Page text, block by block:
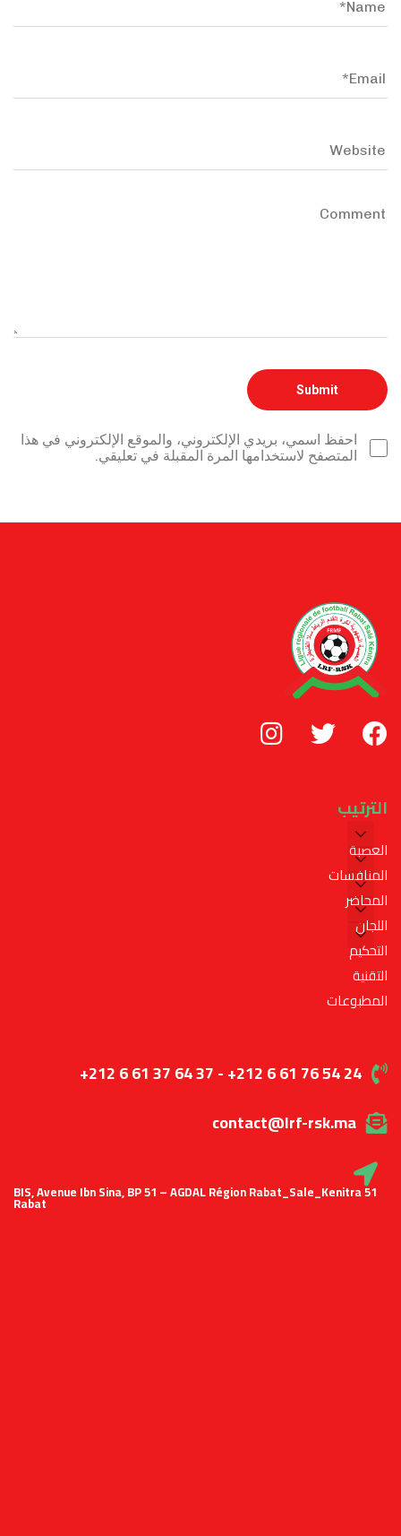
احفظ اسمي، بريدي الإلكتروني، والموقع الإلكتروني في هذا
المتصفح لاستخدامها المرة المقبلة في تعليقي.
الترتيب
العصبة
المنافسات
المحاضر
اللجان
التحكيم
التقنية
المطبوعات
+212 6 61 37 64 37 - +212 6 61 76 54 24
contact@lrf-rsk.ma
51 BIS, Avenue Ibn Sina, BP 51 – AGDAL Région Rabat_Sale_Kenitra
Rabat